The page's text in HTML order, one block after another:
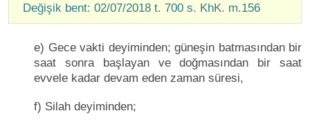
Değişik bent: 02/07/2018 t. 700 s. KhK. m.156
e) Gece vakti deyiminden; güneşin batmasından bir
saat sonra başlayan ve doğmasından bir saat
evvele kadar devam eden zaman süresi,
f) Silah deyiminden;